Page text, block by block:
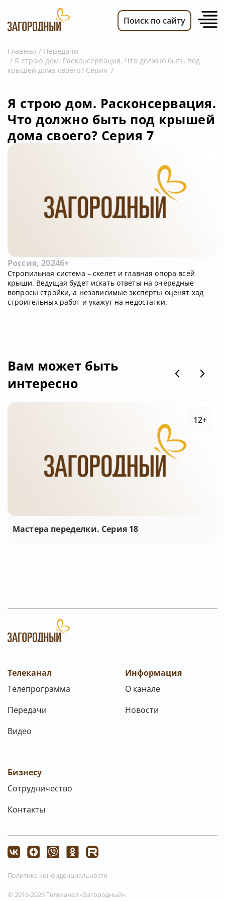
ВИДЕО
ПЕРЕДАЧИ
ТЕЛЕПРОГРАММА
РЕКЛАМОДАТЕЛЯМ
Поиск по сайту
Главная
Передачи
Я строю дом. Расконсервация. Что должно быть под
крышей дома своего? Серия 7
Я строю дом. Расконсервация.
Что должно быть под крышей
дома своего? Серия 7
Россия, 20246+
Стропильная система – скелет и главная опора всей
крыши. Ведущая будет искать ответы на очередные
вопросы стройки, а независимые эксперты оценят ход
строительных работ и укажут на недостатки.
Вам может быть
интересно
Мастера переделки. Серия 18
12+
Телеканал
Телепрограмма
Передачи
Видео
Информация
О канале
Новости
Бизнесу
Сотрудничество
Контакты
© 2016-2026 Телеканал «Загородный».
Политика конфиденциальности